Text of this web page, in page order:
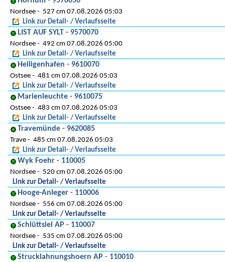
Nordsee
527 cm 07.08.2026 05:03
Link zur Detail- / Verlaufsseite
LIST AUF SYLT - 9570070
Nordsee
492 cm 07.08.2026 05:00
Link zur Detail- / Verlaufsseite
Heiligenhafen - 9610070
Ostsee
481 cm 07.08.2026 05:03
Link zur Detail- / Verlaufsseite
Marienleuchte - 9610075
Ostsee
483 cm 07.08.2026 05:03
Link zur Detail- / Verlaufsseite
Travemünde - 9620085
Trave
485 cm 07.08.2026 05:03
Link zur Detail- / Verlaufsseite
Wyk Foehr - 110005
Nordsee
520 cm 07.08.2026 05:00
Link zur Detail- / Verlaufsseite
Hooge-Anleger - 110006
Nordsee
556 cm 07.08.2026 05:00
Link zur Detail- / Verlaufsseite
Schlüttsiel AP - 110007
Nordsee
535 cm 07.08.2026 05:00
Link zur Detail- / Verlaufsseite
Strucklahnungshoern AP - 110010